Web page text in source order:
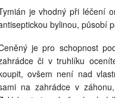
je vhodný při léčení
bylinou, působí
je pro schopnost
či v truhlíku
ovšem není nad
na zahrádce v